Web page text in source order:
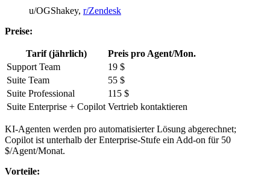
u/OGShakey, r/Zendesk
Preise:
Tarif (jährlich)
Preis pro Agent/Mon.
Support Team
19 $
Suite Team
55 $
Suite Professional
115 $
Suite Enterprise + Copilot Vertrieb kontaktieren
KI-Agenten werden pro automatisierter Lösung abgerechnet;
Copilot ist unterhalb der Enterprise-Stufe ein Add-on für 50
$/Agent/Monat.
Vorteile: